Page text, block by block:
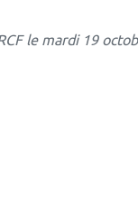
le mardi 19